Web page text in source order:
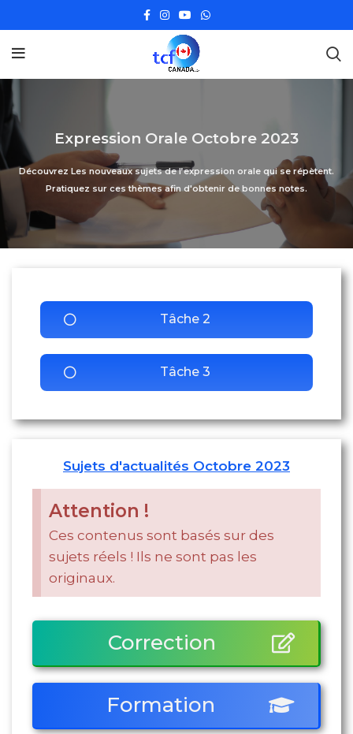
Expression Orale Octobre 2023
Découvrez Les nouveaux sujets de l’expression orale qui se répètent.
Pratiquez sur ces thèmes afin d'obtenir de bonnes notes.
Tâche 2
Tâche 3
Sujets d'actualités Octobre 2023​
Attention !
Ces contenus sont basés sur des
sujets réels ! Ils ne sont pas les
originaux.
Correction
Formation